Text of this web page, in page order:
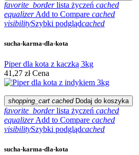
favorite_border lista życzeń cached
equalizer Add to Compare cached
visibilitySzybki podglądcached
sucha-karma-dla-kota
Piper dla kota z kaczką 3kg
41,27 zł Cena
shopping_cart cached Dodaj do koszyka
favorite_border lista życzeń cached
equalizer Add to Compare cached
visibilitySzybki podglądcached
sucha-karma-dla-kota